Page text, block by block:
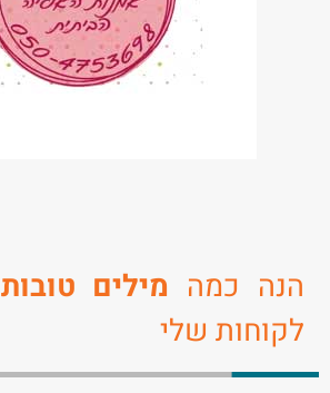
הנה כמה מילים טובות
לקוחות שלי